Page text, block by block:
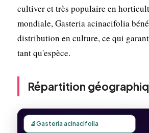
cultiver et très populaire en
mondiale, Gasteria acinacifolia
distribution en culture, ce qui
tant qu'espèce.
Répartition